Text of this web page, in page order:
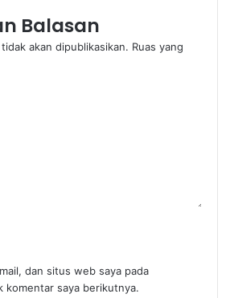
Balasan
akan dipublikasikan. Ruas yang
dan situs web saya pada
komentar saya berikutnya.